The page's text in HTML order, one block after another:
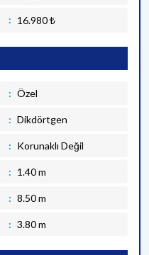
16.980 ₺
Özel
Dikdörtgen
Korunaklı Değil
1.40 m
8.50 m
3.80 m